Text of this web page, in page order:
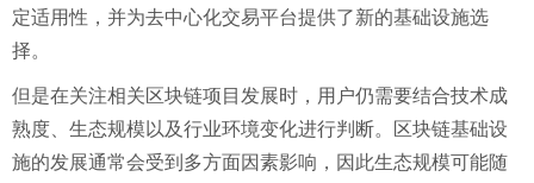
定适用性，并为去中心化交易平台提供了新的基础设施选
择。
但是在关注相关区块链项目发展时，用户仍需要结合技术成
熟度、生态规模以及行业环境变化进行判断。区块链基础设
施的发展通常会受到多方面因素影响，因此生态规模可能随